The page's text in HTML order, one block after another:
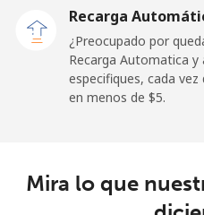
country
⁦319.5c⁩
Saudi Arabia
Recarga
¿Preocupado por
Recarga Automatica
especifiques, cada
en menos de ⁦$5⁩.
Mira lo que